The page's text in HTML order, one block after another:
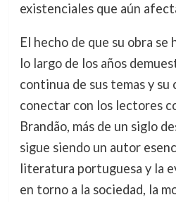
existenciales que aún
El hecho de que su obra se
lo largo de los años
continua de sus temas y su
conectar con los lectores
Brandão, más de un siglo
sigue siendo un autor
literatura portuguesa y la
en torno a la sociedad, la